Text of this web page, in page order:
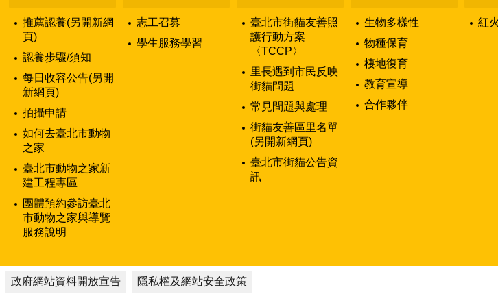
推薦認養(另開新網
頁)
認養步驟/須知
每日收容公告(另開
新網頁)
拍攝申請
如何去臺北市動物
之家
臺北市動物之家新
建工程專區
團體預約參訪臺北
市動物之家與導覽
服務說明
志工召募
學生服務學習
臺北市街貓友善照
護行動方案
〈TCCP〉
里長遇到市民反映
街貓問題
常見問題與處理
街貓友善區里名單
(另開新網頁)
臺北市街貓公告資
訊
生物多樣性
物種保育
棲地復育
教育宣導
合作夥伴
紅
政府網站資料開放宣告 隱私權及網站安全政策